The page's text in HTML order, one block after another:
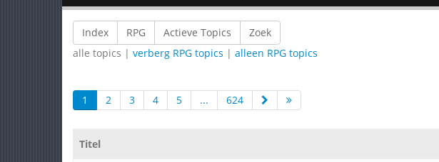
Index RPG Actieve Topics
Zoek
alle topics | verberg RPG topics | alleen RPG topics
1 2 3 4 5 ... 624
Titel